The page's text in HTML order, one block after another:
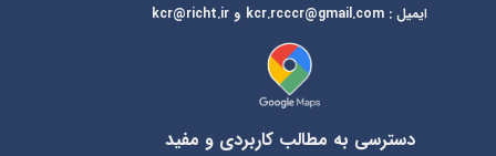
ایمیل:
kcr@richt.ir و kcr.rcccr@gmail.com
دسترسی به مطالب کاربردی و مفید